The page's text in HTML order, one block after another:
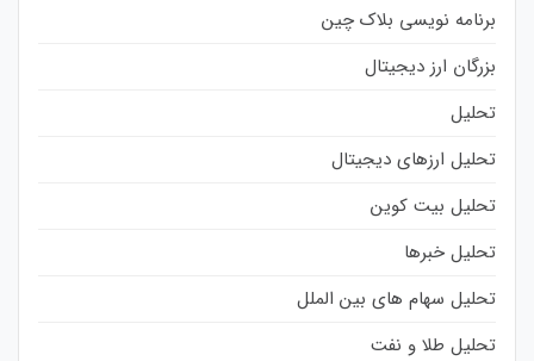
برنامه نویسی بلاک چین
بزرگان ارز دیجیتال
تحلیل
تحلیل ارزهای دیجیتال
تحلیل بیت کوین
تحلیل خبرها
تحلیل سهام های بین الملل
تحلیل طلا و نفت